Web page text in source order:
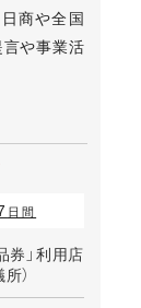
商や全国
や事業活
日間
券」利用店
）